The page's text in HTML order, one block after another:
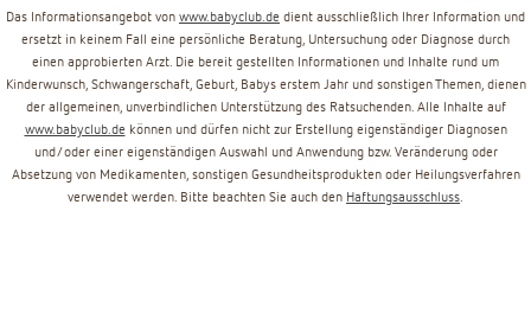
Das Informationsangebot von www.babyclub.de dient ausschließlich Ihrer Information und
ersetzt in keinem Fall eine persönliche Beratung, Untersuchung oder Diagnose durch
einen approbierten Arzt. Die bereit gestellten Informationen und Inhalte rund um
Kinderwunsch, Schwangerschaft, Geburt, Babys erstem Jahr und sonstigen Themen, dienen
der allgemeinen, unverbindlichen Unterstützung des Ratsuchenden. Alle Inhalte auf
www.babyclub.de können und dürfen nicht zur Erstellung eigenständiger Diagnosen
und/oder einer eigenständigen Auswahl und Anwendung bzw. Veränderung oder
Absetzung von Medikamenten, sonstigen Gesundheitsprodukten oder Heilungsverfahren
verwendet werden. Bitte beachten Sie auch den Haftungsausschluss.